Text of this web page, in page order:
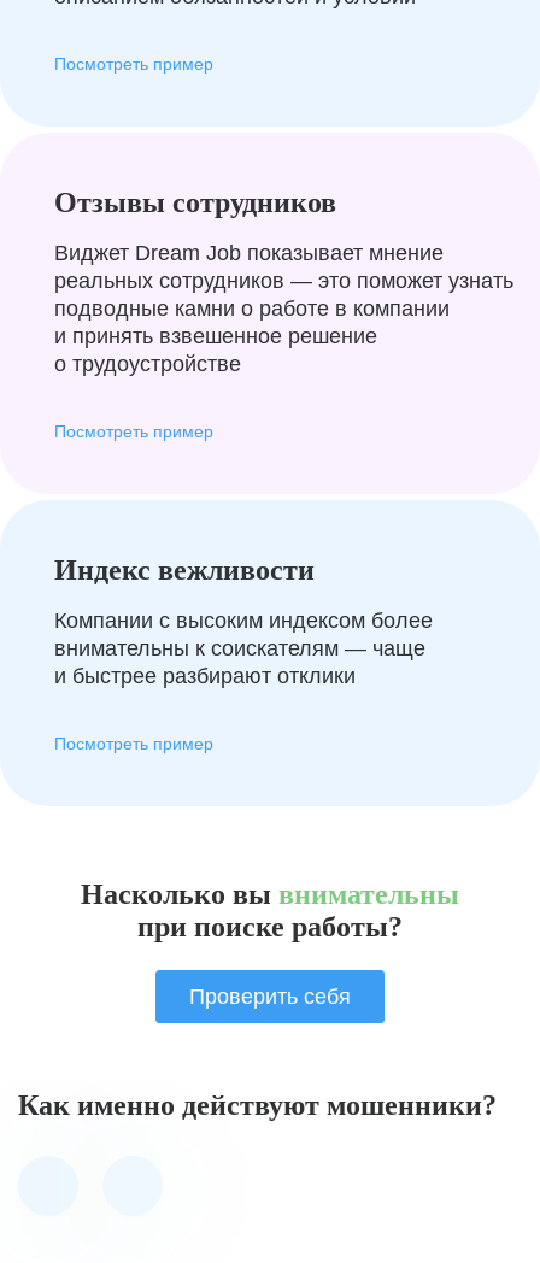
Посмотреть пример
Отзывы сотрудников
Виджет Dream Job показывает мнение
реальных сотрудников — это поможет узнать
подводные камни о работе в компании
и принять взвешенное решение
о трудоустройстве
Посмотреть пример
Индекс вежливости
Компании с высоким индексом более
внимательны к соискателям — чаще
и быстрее разбирают отклики
Посмотреть пример
Насколько вы внимательны
при поиске работы?
Проверить себя
Как именно действуют мошенники?